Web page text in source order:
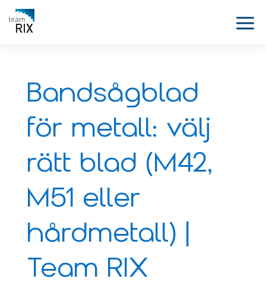
Bandsågblad
för metall: välj
rätt blad (M42,
M51 eller
hårdmetall) |
Team RIX